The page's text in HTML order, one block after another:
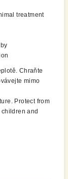
treatment
Chraňte
mimo
Protect from
and